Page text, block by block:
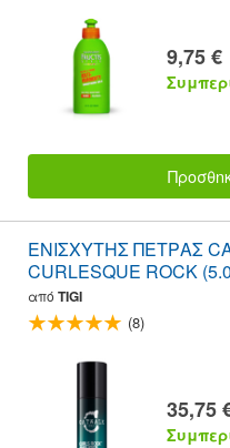
9,75 €
ΕΝΙΣΧΥΤΗΣ ΠΕΤΡΑΣ
CURLESQUE ROCK
από TIGI
(8)
35,75